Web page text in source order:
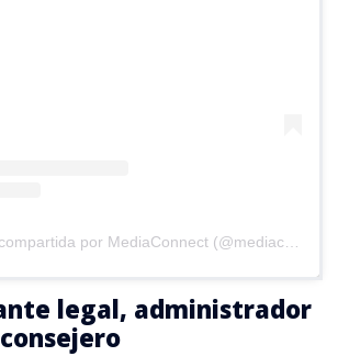
Una publicación compartida por MediaConnect (@mediaconnect_ok)
legal, administrador